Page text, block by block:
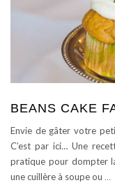
BEANS CAKE
Envie de gâter votre
C’est par ici… Une
pratique pour dompter
une cuillère à soupe ou …